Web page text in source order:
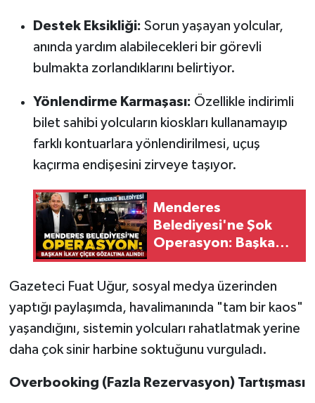
Destek Eksikliği: Sorun yaşayan yolcular,
anında yardım alabilecekleri bir görevli
bulmakta zorlandıklarını belirtiyor.
Yönlendirme Karmaşası: Özellikle indirimli
bilet sahibi yolcuların kioskları kullanamayıp
farklı kontuarlara yönlendirilmesi, uçuş
kaçırma endişesini zirveye taşıyor.
Menderes
Belediyesi'ne Şok
Operasyon: Başkan
İlkay Çiçek Gözaltına
Alındı!
Gazeteci Fuat Uğur, sosyal medya üzerinden
yaptığı paylaşımda, havalimanında "tam bir kaos"
yaşandığını, sistemin yolcuları rahatlatmak yerine
daha çok sinir harbine soktuğunu vurguladı.
Overbooking (Fazla Rezervasyon) Tartışması